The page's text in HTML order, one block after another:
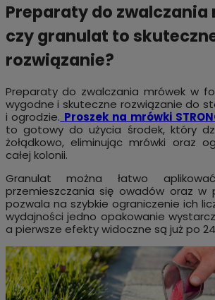
Preparaty do zwalczania
czy granulat to
rozwiązanie?
Preparaty do zwalczania mrówek w
wygodne i skuteczne rozwiązanie do
i ogrodzie. Proszek na mrówki
to gotowy do użycia środek, który
żołądkowo, eliminując mrówki oraz
całej kolonii.
Granulat można łatwo
przemieszczania się owadów oraz w
pozwala na szybkie ograniczenie ich
wydajności jedno opakowanie
a pierwsze efekty widoczne są już po